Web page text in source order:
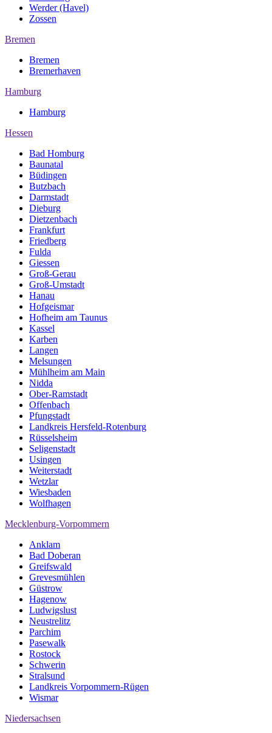
Werder (Havel)
Zossen
Bremen
Bremen
Bremerhaven
Hamburg
Hamburg
Hessen
Bad Homburg
Baunatal
Büdingen
Butzbach
Darmstadt
Dieburg
Dietzenbach
Frankfurt
Friedberg
Fulda
Giessen
Groß-Gerau
Groß-Umstadt
Hanau
Hofgeismar
Hofheim am Taunus
Kassel
Karben
Langen
Melsungen
Mühlheim am Main
Nidda
Ober-Ramstadt
Offenbach
Pfungstadt
Landkreis Hersfeld-Rotenburg
Rüsselsheim
Seligenstadt
Usingen
Weiterstadt
Wetzlar
Wiesbaden
Wolfhagen
Mecklenburg-Vorpommern
Anklam
Bad Doberan
Greifswald
Grevesmühlen
Güstrow
Hagenow
Ludwigslust
Neustrelitz
Parchim
Pasewalk
Rostock
Schwerin
Stralsund
Landkreis Vorpommern-Rügen
Wismar
Niedersachsen